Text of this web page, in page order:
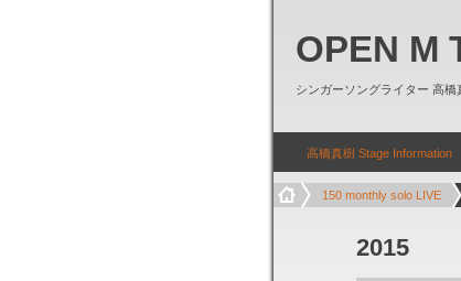
OPEN M
シンガーソングライター 高橋
高橋真樹 Stage Information
150 monthly solo LIVE
2015